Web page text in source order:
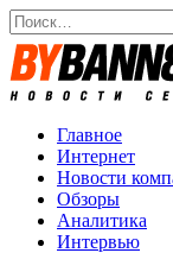
Перейти
к
содержанию
Search
for:
Главное
Интернет
Новости
Обзоры
Аналитика
Интервью